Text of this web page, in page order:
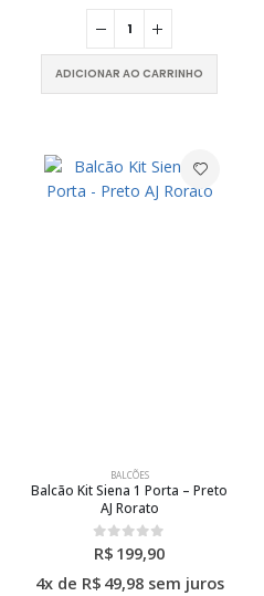
ADICIONAR AO CARRINHO
BALCÕES
Balcão Kit Siena 1 Porta – Preto
AJ Rorato
0out of 5
R$ 199,90
4x de R$ 49,98 sem juros